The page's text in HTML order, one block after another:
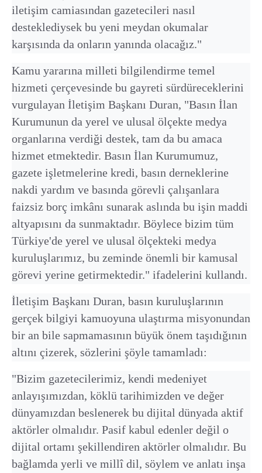
iletişim camiasından gazetecileri nasıl
desteklediysek bu yeni meydan okumalar
karşısında da onların yanında olacağız."
Kamu yararına milleti bilgilendirme temel
hizmeti çerçevesinde bu gayreti sürdüreceklerini
vurgulayan İletişim Başkanı Duran, "Basın İlan
Kurumunun da yerel ve ulusal ölçekte medya
organlarına verdiği destek, tam da bu amaca
hizmet etmektedir. Basın İlan Kurumumuz,
gazete işletmelerine kredi, basın derneklerine
nakdi yardım ve basında görevli çalışanlara
faizsiz borç imkânı sunarak aslında bu işin maddi
altyapısını da sunmaktadır. Böylece bizim tüm
Türkiye'de yerel ve ulusal ölçekteki medya
kuruluşlarımız, bu zeminde önemli bir kamusal
görevi yerine getirmektedir." ifadelerini kullandı.
İletişim Başkanı Duran, basın kuruluşlarının
gerçek bilgiyi kamuoyuna ulaştırma misyonundan
bir an bile sapmamasının büyük önem taşıdığının
altını çizerek, sözlerini şöyle tamamladı:
"Bizim gazetecilerimiz, kendi medeniyet
anlayışımızdan, köklü tarihimizden ve değer
dünyamızdan beslenerek bu dijital dünyada aktif
aktörler olmalıdır. Pasif kabul edenler değil o
dijital ortamı şekillendiren aktörler olmalıdır. Bu
bağlamda yerli ve millî dil, söylem ve anlatı inşa